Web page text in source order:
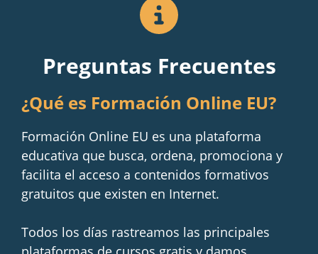
Preguntas Frecuentes
¿Qué es Formación Online EU?
Formación Online EU es una plataforma
educativa que busca, ordena, promociona y
facilita el acceso a contenidos formativos
gratuitos que existen en Internet.
Todos los días rastreamos las principales